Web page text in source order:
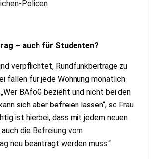
Policen
– auch für Studenten?
verpflichtet, Rundfunkbeiträge zu
fallen für jede Wohnung monatlich
„Wer BAföG bezieht und nicht bei den
sich aber befreien lassen“, so Frau
ist hierbei, dass mit jedem neuen
die Befreiung vom
neu beantragt werden muss.“